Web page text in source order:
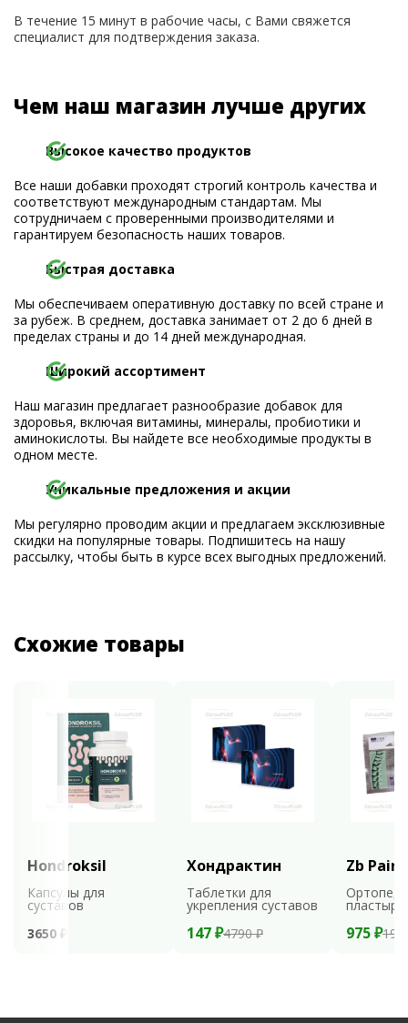
В течение 15 минут в рабочие часы, с Вами свяжется
специалист для подтверждения заказа.
Чем наш магазин лучше других
Высокое качество продуктов
Все наши добавки проходят строгий контроль качества и
соответствуют международным стандартам. Мы
сотрудничаем с проверенными производителями и
гарантируем безопасность наших товаров.
Быстрая доставка
Мы обеспечиваем оперативную доставку по всей стране и
за рубеж. В среднем, доставка занимает от 2 до 6 дней в
пределах страны и до 14 дней международная.
Широкий ассортимент
Наш магазин предлагает разнообразие добавок для
здоровья, включая витамины, минералы, пробиотики и
аминокислоты. Вы найдете все необходимые продукты в
одном месте.
Уникальные предложения и акции
Мы регулярно проводим акции и предлагаем эксклюзивные
скидки на популярные товары. Подпишитесь на нашу
рассылку, чтобы быть в курсе всех выгодных предложений.
Схожие товары
Hondroksil
Капсулы для
суставов
3650 ₽
Хондрактин
Таблетки для
укрепления суставов
147 ₽4790 ₽
Zb Pain
пластыри
975 ₽